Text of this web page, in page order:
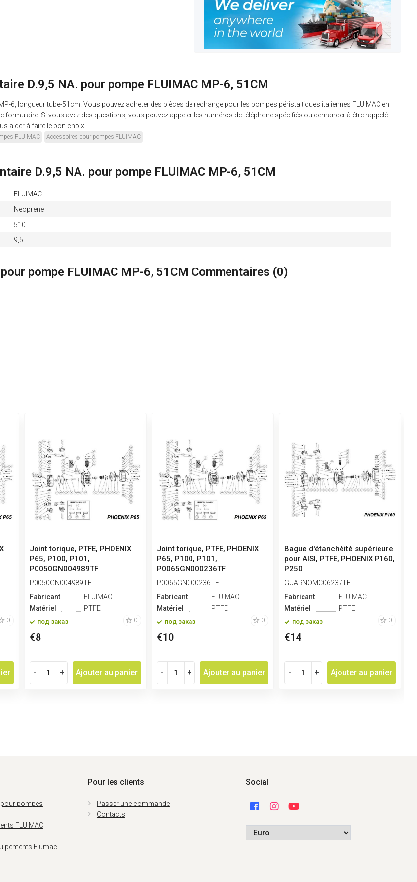
D.9,5 NA. pour pompe FLUIMAC MP-6, 51CM
6, longueur tube-51cm. Vous pouvez acheter des pièces de rechange pour les pompes péristaltiques italiennes FLUIMAC en
Si vous avez des questions, vous pouvez appeler les numéros de téléphone spécifiés ou demander à être rappelé.
aider à faire le bon choix.
FLUIMAC Accessoires pour pompes FLUIMAC
D.9,5 NA. pour pompe FLUIMAC MP-6, 51CM
FLUIMAC
Neoprene
510
9,5
pompe FLUIMAC MP-6, 51CM Commentaires (0)
0
Joint torique, PTFE, PHOENIX
P65, P100, P101,
P0050GN004989TF
P0050GN004989TF
Fabricant
FLUIMAC
Matériel
PTFE
под заказ 0
€8
- + Ajouter au panier
Joint torique, PTFE, PHOENIX
P65, P100, P101,
P0065GN000236TF
P0065GN000236TF
Fabricant
FLUIMAC
Matériel
PTFE
под заказ 0
€10
- + Ajouter au panier
Bague d'étanchéité supérieure
pour AISI, PTFE, PHOENIX P160,
P250
GUARNOMC06237TF
Fabricant
FLUIMAC
Matériel
PTFE
под заказ 0
€14
- + Ajouter au panier
pour pompes
FLUIMAC
Flumac
Pour les clients
Passer une commande
Contacts
Social